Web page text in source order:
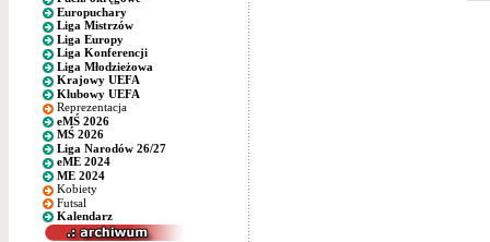
Europuchary
Liga Mistrzów
Liga Europy
Liga Konferencji
Liga Młodzieżowa
Krajowy UEFA
Klubowy UEFA
Reprezentacja
eMŚ 2026
MŚ 2026
Liga Narodów 26/27
eME 2024
ME 2024
Kobiety
Futsal
Kalendarz